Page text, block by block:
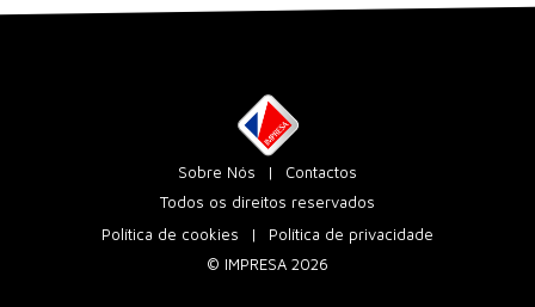
Sobre Nós
Contactos
Todos os direitos reservados
Política de cookies
Política de privacidade
© IMPRESA 2026